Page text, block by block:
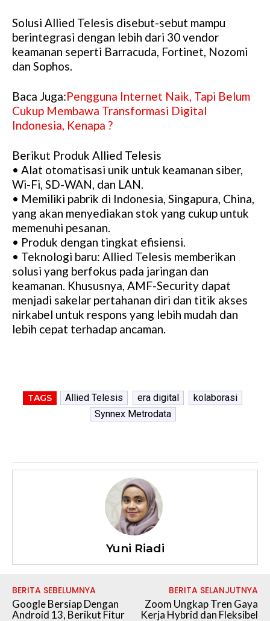
Solusi Allied Telesis disebut-sebut mampu
berintegrasi dengan lebih dari 30 vendor
keamanan seperti Barracuda, Fortinet, Nozomi
dan Sophos.
Baca Juga:Pengguna Internet Naik, Tapi Belum
Cukup Membawa Transformasi Digital
Indonesia, Kenapa ?
Berikut Produk Allied Telesis
• Alat otomatisasi unik untuk keamanan siber,
Wi-Fi, SD-WAN, dan LAN.
• Memiliki pabrik di Indonesia, Singapura, China,
yang akan menyediakan stok yang cukup untuk
memenuhi pesanan.
• Produk dengan tingkat efisiensi.
• Teknologi baru: Allied Telesis memberikan
solusi yang berfokus pada jaringan dan
keamanan. Khususnya, AMF-Security dapat
menjadi sakelar pertahanan diri dan titik akses
nirkabel untuk respons yang lebih mudah dan
lebih cepat terhadap ancaman.
TAGS Allied Telesis era digital
kolaborasi
Synnex Metrodata
Yuni Riadi
BERITA SEBELUMNYA
Google Bersiap Dengan
Android 13, Berikut Fitur
BERITA SELANJUTNYA
Zoom Ungkap Tren Gaya
Kerja Hybrid dan Fleksibel